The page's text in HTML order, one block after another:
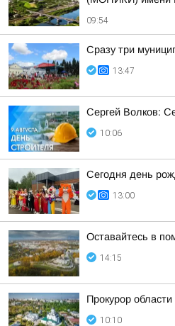
09:54
Сразу три
13:47
Сергей Волков:
10:06
Сегодня день
13:00
Оставайтесь в
14:15
Прокурор
10:10